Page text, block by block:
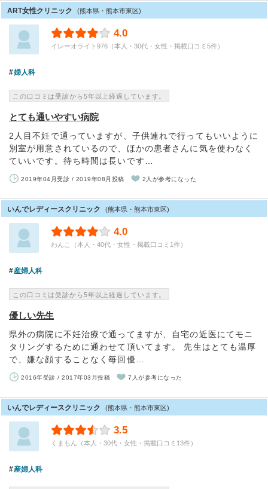
ART女性クリニック (熊本県・熊本市東区)
4.0
イレーオライト976（本人・30代・女性・掲載口コミ5件）
婦人科
この口コミは受診から5年以上経過しています。
とても通いやすい病院
2人目不妊で通っていますが、子供連れで行ってもいいように
別室が用意されているので、ほかの患者さんに気を使わなく
ていいです。待ち時間は長いです…
2019年04月受診 / 2019年08月投稿 2人が参考になった
いんでレディースクリニック (熊本県・熊本市東区)
4.0
わんこ（本人・40代・女性・掲載口コミ1件）
産婦人科
この口コミは受診から5年以上経過しています。
優しい先生
県外の病院に不妊治療で通ってますが、自宅の近医にてモニ
タリングするために通わせて頂いてます。 先生はとても温厚
で、嫌な顔することなく毎回優…
2016年受診 / 2017年03月投稿 7人が参考になった
いんでレディースクリニック (熊本県・熊本市東区)
3.5
くまもん（本人・30代・女性・掲載口コミ13件）
産婦人科